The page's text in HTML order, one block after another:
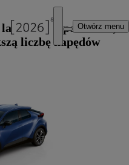
Otwórz menu
i wyposażenie,
liczbę napędów